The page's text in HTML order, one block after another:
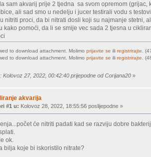
sam akvarij prije 2 tjedna sa svom opremom
ali sad smo u nedelju i jucer testirali vodu s
nitriti proci, da bi nitrati dosli koji su najmanje stetni,
kako pomoći, da li se smije vec sada 2 tjesna u
to download attachment. Molimo prijavite se ili registrirajte .
to download attachment. Molimo prijavite se ili registrirajte .
Kolovoz 27, 2022, 00:42:40 prijepodne od Corijana20 »
akvarija
#1 u: Kolovoz 28, 2022, 18:55:56 poslijepodne »
će nitriti padati kad se razviju dobre
ok.
bilja koje bi iskoristilo nitrate?